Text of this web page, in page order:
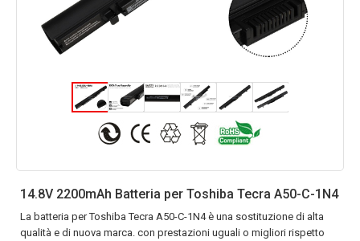
14.8V 2200mAh Batteria per Toshiba Tecra A50-C-1N4
La batteria per Toshiba Tecra A50-C-1N4è una sostituzione di alta
qualità e di nuova marca. con prestazioni uguali o migliori rispetto